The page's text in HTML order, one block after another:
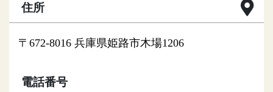
住所
〒672-8016 兵庫県姫路市木場1206
電話番号